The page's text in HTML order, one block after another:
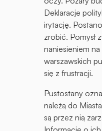
Deklaracje
irytację.
zrobić. Pomysł
naniesieniem
warszawskich
się z frustracji.
Pustostany
należą do
są przez nią